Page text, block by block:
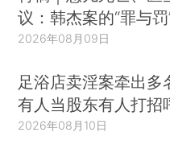
议：韩杰案的“罪与罚
2026年08月09日
足浴店卖淫案牵出多
有人当股东有人打招
2026年08月10日